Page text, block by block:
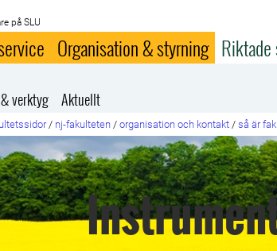
på SLU
Organisation & styrning
verktyg Aktuellt
/ nj-fakulteten / organisation och kontakt / så är